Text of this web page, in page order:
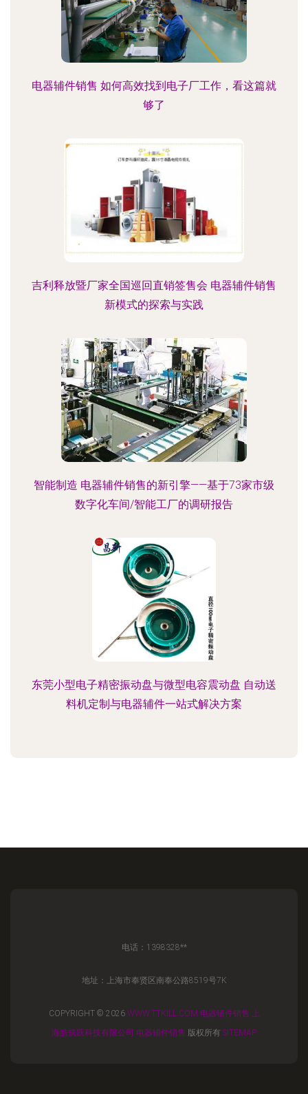
电器辅件销售 如何高效找到电子厂工作，看这篇就
够了
吉利释放暨厂家全国巡回直销签售会 电器辅件销售
新模式的探索与实践
智能制造 电器辅件销售的新引擎——基于73家市级
数字化车间/智能工厂的调研报告
东莞小型电子精密振动盘与微型电容震动盘 自动送
料机定制与电器辅件一站式解决方案
电话：1398328**
地址：上海市奉贤区南奉公路8519号7K
COPYRIGHT © 2026 WWW.TTKILL.COM 电器辅件销售
上
海皓筑跃科技有限公司 电器辅件销售 版权所有 SITEMAP